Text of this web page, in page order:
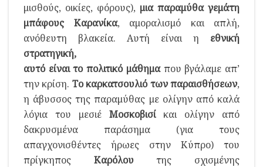
μισθούς, οικίες, φόρους), μια παραμύθα γεμάτη
μπάφους Καρανίκα, αμοραλισμό και απλή,
ανόθευτη βλακεία. Αυτή είναι η εθνική
στρατηγική,
αυτό είναι το πολιτικό μάθημαπου βγάλαμε απ’
την κρίση. Το καρκατσουλιό των παραισθήσεων,
η άβυσσος της παραμύθας με ολίγην από καλά
λόγια του μεσιέ Μοσκοβισίκαι ολίγην από
δακρυσμένα παράσημα (για τους
απαγχονισθέντες ήρωες στην Κύπρο) του
πρίγκηπος Καρόλουτης σχισμένης